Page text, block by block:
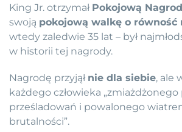
King Jr. otrzymał Pokojową
swoją pokojową walkę o równość
wtedy zaledwie 35 lat – był
w historii tej nagrody.
Nagrodę przyjął nie dla siebie, ale
każdego człowieka
prześladowań i powalonego
brutalności”.